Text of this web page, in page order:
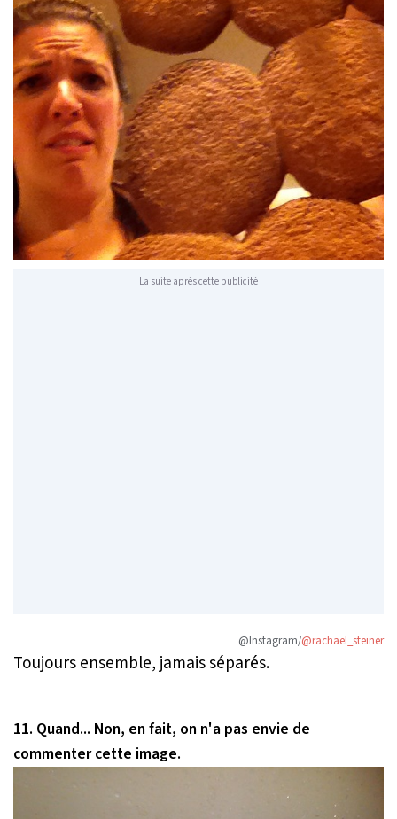
La suite après cette publicité
@Instagram/@rachael_steiner
Toujours ensemble, jamais séparés.
11. Quand... Non, en fait, on n'a pas envie de
commenter cette image.